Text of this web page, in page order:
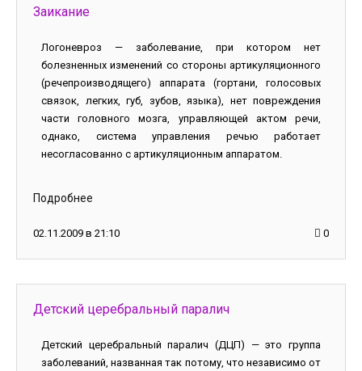
Заикание
Логоневроз — заболевание, при котором нет
болезненных изменений со стороны артикуляционного
(речепроизводящего) аппарата (гортани, голосовых
связок, легких, губ, зубов, языка), нет повреждения
части головного мозга, управляющей актом речи,
однако, система управления речью работает
несогласованно с артикуляционным аппаратом.
Подробнее
02.11.2009 в 21:10 0
Детский церебральный паралич
Детский церебральный паралич (ДЦП) — это группа
заболеваний, названная так потому, что независимо от